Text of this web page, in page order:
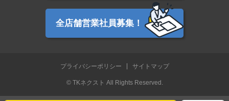
全店舗営業社員募集！
プライバシーポリシー サイトマップ
© TKネクスト All Rights Reserved.